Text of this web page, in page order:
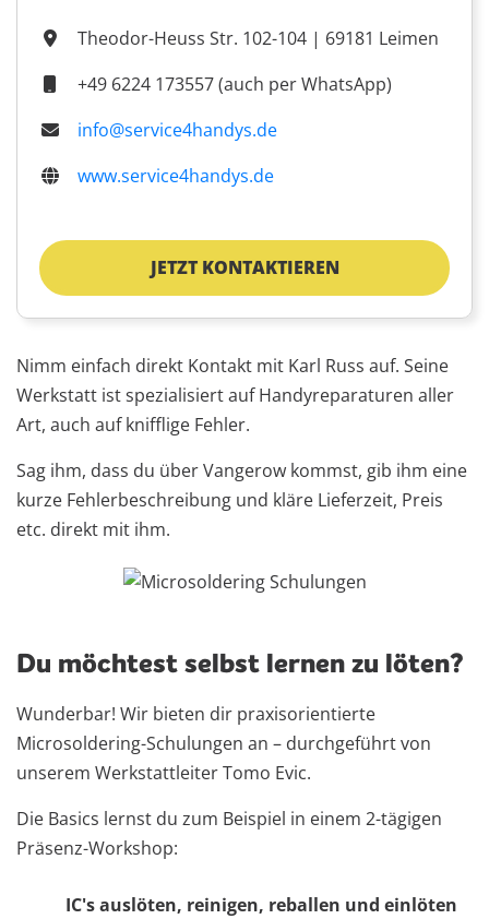
Theodor-Heuss Str. 102-104 | 69181 Leimen
+49 6224 173557 (auch per WhatsApp)
info@service4handys.de
www.service4handys.de
JETZT KONTAKTIEREN
Nimm einfach direkt Kontakt mit Karl Russ auf. Seine
Werkstatt ist spezialisiert auf Handyreparaturen aller
Art, auch auf knifflige Fehler.
Sag ihm, dass du über Vangerow kommst, gib ihm eine
kurze Fehlerbeschreibung und kläre Lieferzeit, Preis
etc. direkt mit ihm.
Du möchtest selbst lernen zu löten?
Wunderbar! Wir bieten dir praxisorientierte
Microsoldering-Schulungen an – durchgeführt von
unserem Werkstattleiter Tomo Evic.
Die Basics lernst du zum Beispiel in einem 2-tägigen
Präsenz-Workshop:
IC's auslöten, reinigen, reballen und einlöten